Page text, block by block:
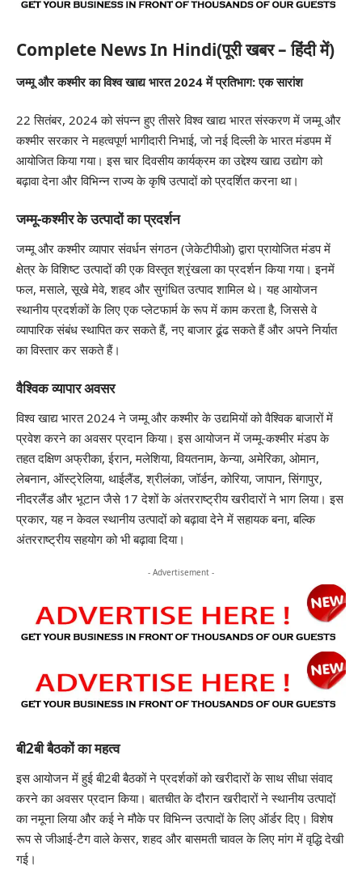
Complete News In Hindi(पूरी खबर – हिंदी में)
जम्मू और कश्मीर का विश्व खाद्य भारत 2024 में प्रतिभाग: एक सारांश
22 सितंबर, 2024 को संपन्न हुए तीसरे विश्व खाद्य भारत संस्करण में जम्मू और
कश्मीर सरकार ने महत्वपूर्ण भागीदारी निभाई, जो नई दिल्ली के भारत मंडपम में
आयोजित किया गया। इस चार दिवसीय कार्यक्रम का उद्देश्य खाद्य उद्योग को
बढ़ावा देना और विभिन्न राज्य के कृषि उत्पादों को प्रदर्शित करना था।
जम्मू-कश्मीर के उत्पादों का प्रदर्शन
जम्मू और कश्मीर व्यापार संवर्धन संगठन (जेकेटीपीओ) द्वारा प्रायोजित मंडप में
क्षेत्र के विशिष्ट उत्पादों की एक विस्तृत श्रृंखला का प्रदर्शन किया गया। इनमें
फल, मसाले, सूखे मेवे, शहद और सुगंधित उत्पाद शामिल थे। यह आयोजन
स्थानीय प्रदर्शकों के लिए एक प्लेटफार्म के रूप में काम करता है, जिससे वे
व्यापारिक संबंध स्थापित कर सकते हैं, नए बाजार ढूंढ सकते हैं और अपने निर्यात
का विस्तार कर सकते हैं।
वैश्विक व्यापार अवसर
विश्व खाद्य भारत 2024 ने जम्मू और कश्मीर के उद्यमियों को वैश्विक बाजारों में
प्रवेश करने का अवसर प्रदान किया। इस आयोजन में जम्मू-कश्मीर मंडप के
तहत दक्षिण अफ्रीका, ईरान, मलेशिया, वियतनाम, केन्या, अमेरिका, ओमान,
लेबनान, ऑस्ट्रेलिया, थाईलैंड, श्रीलंका, जॉर्डन, कोरिया, जापान, सिंगापुर,
नीदरलैंड और भूटान जैसे 17 देशों के अंतरराष्ट्रीय खरीदारों ने भाग लिया। इस
प्रकार, यह न केवल स्थानीय उत्पादों को बढ़ावा देने में सहायक बना, बल्कि
अंतरराष्ट्रीय सहयोग को भी बढ़ावा दिया।
- Advertisement -
बी2बी बैठकों का महत्व
इस आयोजन में हुई बी2बी बैठकों ने प्रदर्शकों को खरीदारों के साथ सीधा संवाद
करने का अवसर प्रदान किया। बातचीत के दौरान खरीदारों ने स्थानीय उत्पादों
का नमूना लिया और कई ने मौके पर विभिन्न उत्पादों के लिए ऑर्डर दिए। विशेष
रूप से जीआई-टैग वाले केसर, शहद और बासमती चावल के लिए मांग में वृद्धि देखी
गई।